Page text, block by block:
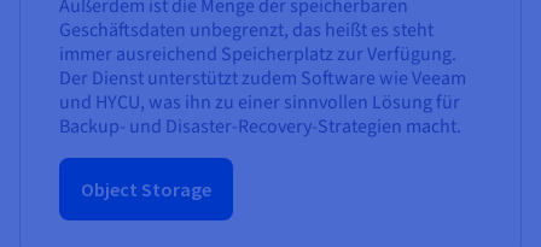
Außerdem ist die Menge der speicherbaren
Geschäftsdaten unbegrenzt, das heißt es steht
immer ausreichend Speicherplatz zur Verfügung.
Der Dienst unterstützt zudem Software wie Veeam
und HYCU, was ihn zu einer sinnvollen Lösung für
Backup- und Disaster-Recovery-Strategien macht.
Object Storage